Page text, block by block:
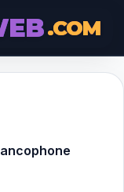
.COM